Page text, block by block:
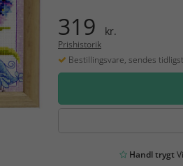
319 kr.
Prishistorik
Bestillingsvare, sendes
Handl trygt